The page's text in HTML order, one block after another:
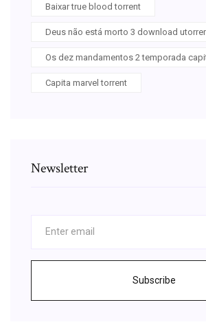
Baixar true blood torrent
Deus não está morto 3 download
Os dez mandamentos 2 temporada
Capita marvel torrent
Newsletter
Subscribe